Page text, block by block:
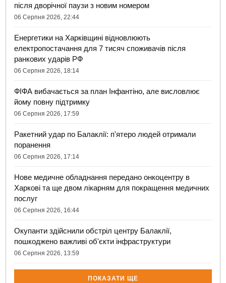
після дворічної паузи з новим номером
06 Серпня 2026, 22:44
Енергетики на Харківщині відновлюють
електропостачання для 7 тисяч споживачів після
ранкових ударів РФ
06 Серпня 2026, 18:14
ФІФА вибачається за план Інфантіно, але висловлює
йому повну підтримку
06 Серпня 2026, 17:59
Ракетний удар по Балаклії: п'ятеро людей отримали
поранення
06 Серпня 2026, 17:14
Нове медичне обладнання передано онкоцентру в
Харкові та ще двом лікарням для покращення медичних
послуг
06 Серпня 2026, 16:44
Окупанти здійснили обстріл центру Балаклії,
пошкоджено важливі об'єкти інфраструктури
06 Серпня 2026, 13:59
ПОКАЗАТИ ЩЕ